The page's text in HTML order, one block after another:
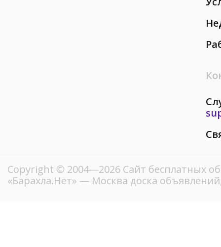
Copyright © 2004—2026 Сайт бесплатных
«Барахла.Нет» — Москва доска